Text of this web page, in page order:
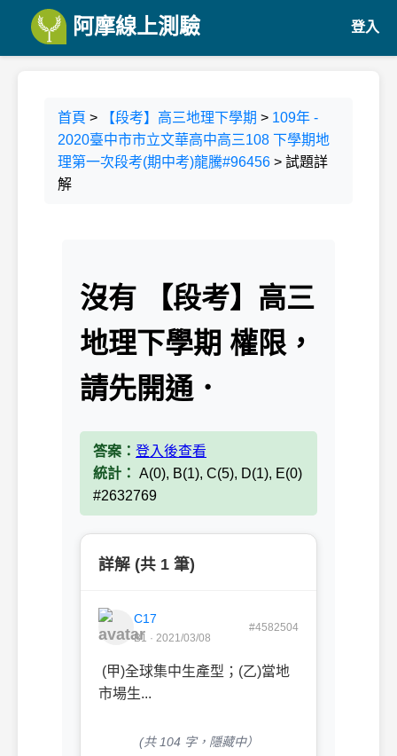
阿摩線上測驗 登入
首頁 > 【段考】高三地理下學期 > 109年 -
2020臺中市市立文華高中高三108 下學期地
理第一次段考(期中考)龍騰#96456 > 試題詳
解
沒有 【段考】高三
地理下學期 權限，
請先開通．
答案： 登入後查看
統計： A(0), B(1), C(5), D(1), E(0)
#2632769
詳解 (共 1 筆)
C17
B1 · 2021/03/08
#4582504
(甲)全球集中生產型；(乙)當地
市場生...
(共 104 字，隱藏中）